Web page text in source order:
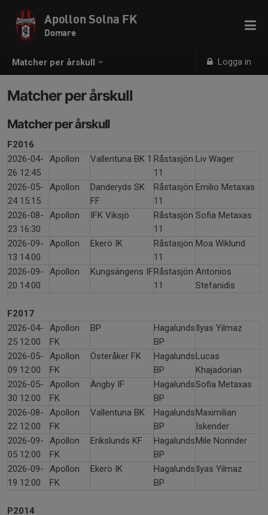
Matcher per årskull Logga in
Apollon Solna FK
Domare
Matcher per årskull
Matcher per årskull
F2016
2026-04-
26 12:45
Apollon Vallentuna BK 1 Råstasjön
11
Liv Wager
2026-05-
24 15:15
Apollon
Danderyds SK
FF
Råstasjön
11
Emilio Metaxas
2026-08-
23 16:30
Apollon IFK Viksjö
Råstasjön
11
Sofia Metaxas
2026-09-
13 14:00
Apollon Ekerö IK
Råstasjön
11
Moa Wiklund
2026-09-
20 14:00
Apollon Kungsängens IFRåstasjön
11
Antonios
Stefanidis
F2017
2026-04-
25 12:00
Apollon
FK
BP
Hagalunds
BP
Ilyas Yilmaz
2026-05-
09 12:00
Apollon
FK
Österåker FK
Hagalunds
BP
Lucas
Khajadorian
2026-05-
30 12:00
Apollon
FK
Ängby IF
Hagalunds
BP
Sofia Metaxas
2026-08-
22 12:00
Apollon
FK
Vallentuna BK
Hagalunds
BP
Maximilian
Iskender
2026-09-
05 12:00
Apollon
FK
Erikslunds KF
Hagalunds
BP
Mile Norinder
2026-09-
19 12:00
Apollon
FK
Ekerö IK
Hagalunds
BP
Ilyas Yilmaz
P2014